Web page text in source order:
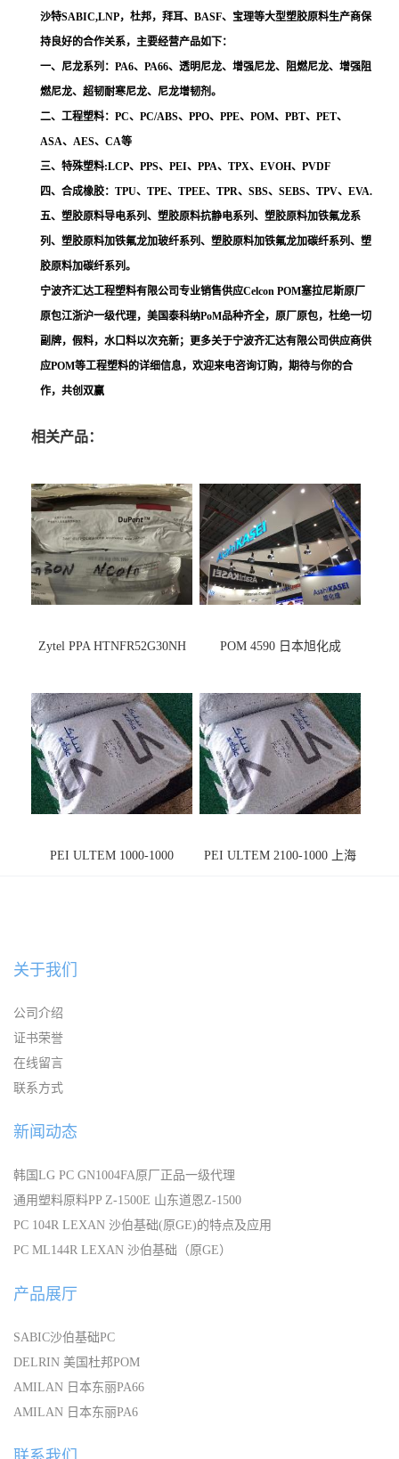
沙特SABIC,LNP，杜邦，拜耳、BASF、宝理等大型塑胶原料生产商保
持良好的合作关系，主要经营产品如下：
一、尼龙系列：PA6、PA66、透明尼龙、增强尼龙、阻燃尼龙、增强阻
燃尼龙、超韧耐寒尼龙、尼龙增韧剂。
二、工程塑料：PC、PC/ABS、PPO、PPE、POM、PBT、PET、
ASA、AES、CA等
三、特殊塑料:LCP、PPS、PEI、PPA、TPX、EVOH、PVDF
四、合成橡胶：TPU、TPE、TPEE、TPR、SBS、SEBS、TPV、EVA.
五、塑胶原料导电系列、塑胶原料抗静电系列、塑胶原料加铁氟龙系
列、塑胶原料加铁氟龙加玻纤系列、塑胶原料加铁氟龙加碳纤系列、塑
胶原料加碳纤系列。
宁波齐汇达工程塑料有限公司专业销售供应Celcon POM塞拉尼斯原厂
原包江浙沪一级代理，美国泰科纳PoM品种齐全，原厂原包，杜绝一切
副牌，假料，水口料以次充新；更多关于宁波齐汇达有限公司供应商供
应POM等工程塑料的详细信息，欢迎来电咨询订购，期待与你的合
作，共创双赢
相关产品：
Zytel PPA HTNFR52G30NH POM 4590 日本旭化成
PEI ULTEM 1000-1000
PEI ULTEM 2100-1000 上海
关于我们
公司介绍
证书荣誉
在线留言
联系方式
新闻动态
韩国LG PC GN1004FA原厂正品一级代理
通用塑料原料PP Z-1500E 山东道恩Z-1500
PC 104R LEXAN 沙伯基础(原GE)的特点及应用
PC ML144R LEXAN 沙伯基础（原GE）
产品展厅
SABIC沙伯基础PC
DELRIN 美国杜邦POM
AMILAN 日本东丽PA66
AMILAN 日本东丽PA6